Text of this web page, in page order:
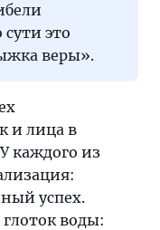
это
веры».
и лица в
каждого из
успех.
глоток воды: